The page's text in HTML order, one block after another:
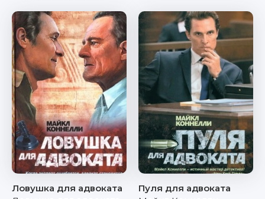
Ловушка для адвоката
Пуля для адвоката